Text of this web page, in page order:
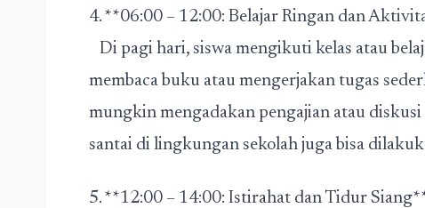
4. **06:00 – 12:00: Belajar Ringan dan
Di pagi hari, siswa mengikuti kelas atau
membaca buku atau mengerjakan tugas
mungkin mengadakan pengajian atau
santai di lingkungan sekolah juga bisa
5. **12:00 – 14:00: Istirahat dan Tidur